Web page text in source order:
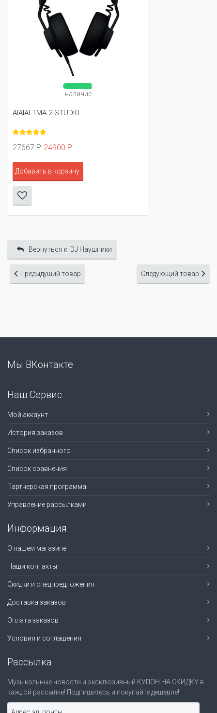
наличие
AIAIAI TMA-2 STUDIO
27667 Р 24900 Р
Добавить в корзину
Вернуться к: DJ Наушники
Предыдущий товар Следующий товар
Мы ВКонтакте
Наш Сервис
Мой аккаунт
История заказов
Список избранного
Список сравнения
Партнерская программа
Управление рассылками
Информация
О нашем магазине
Наши контакты
Скидки и спецпредложения
Доставка заказов
Оплата заказов
Условия и соглашения
Рассылка
Музыкальные новости и эксклюзивный КУПОН НА СКИДКУ в
каждой рассылке! Подпишитесь и покупайте дешевле!